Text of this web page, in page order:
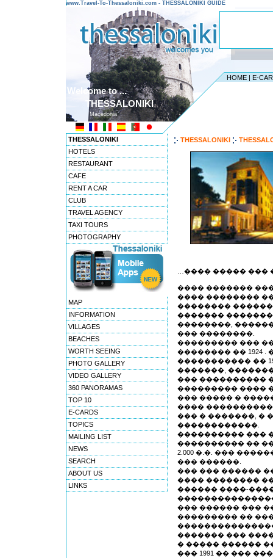
www.Travel-To-Thessaloniki.com - THESSALONIKI GUIDE
HOME | E-
Welcome to ...
THESSALONIKI
Macedonia
THESSALONIKI
HOTELS
RESTAURANT
CAFE
RENT A CAR
CLUB
TRAVEL AGENCY
TAXI TOURS
PHOTOGRAPHY
MAP
INFORMATION
VILLAGES
BEACHES
WORTH SEEING
PHOTO GALLERY
VIDEO GALLERY
360 PANORAMAS
TOP 10
E-CARDS
TOPICS
MAILING LIST
NEWS
SEARCH
ABOUT US
LINKS
THESSALONIKI
…���� ����� ���
���� �������
���� ��������
��������
�������
��������,
��� ��������.
��������� ���
�������� �� 1924
����������� ��
�������,
��� ����������
��������� ����
��� ����� �
����
��� � �������, �
������������.
���������� ���
���������� ��
2.000 �.�. ���
��� ������.
��� ��� ������
���� ��������
������ ����-
��� ������ ���
��������� ��
������� ���
� ����� ������
��� 1991 �� ���